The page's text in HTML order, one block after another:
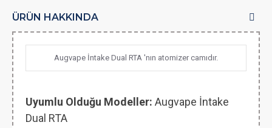
ÜRÜN HAKKINDA
Augvape İntake Dual RTA 'nın atomizer camıdır.
Uyumlu Olduğu Modeller: Augvape İntake
Dual RTA